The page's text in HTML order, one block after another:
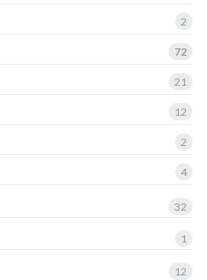
2
72
21
12
2
4
32
1
12